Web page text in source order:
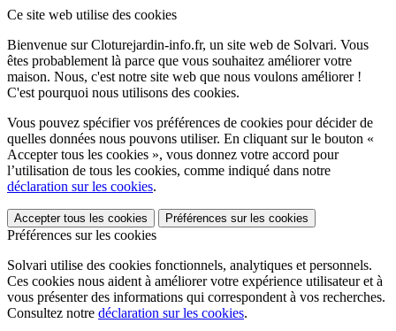
Ce site web utilise des cookies
Bienvenue sur Cloturejardin-info.fr, un site web de Solvari. Vous
êtes probablement là parce que vous souhaitez améliorer votre
maison. Nous, c'est notre site web que nous voulons améliorer !
C'est pourquoi nous utilisons des cookies.
Vous pouvez spécifier vos préférences de cookies pour décider de
quelles données nous pouvons utiliser. En cliquant sur le bouton «
Accepter tous les cookies », vous donnez votre accord pour
l’utilisation de tous les cookies, comme indiqué dans notre
déclaration sur les cookies.
Accepter tous les cookies Préférences sur les cookies
Préférences sur les cookies
Solvari utilise des cookies fonctionnels, analytiques et personnels.
Ces cookies nous aident à améliorer votre expérience utilisateur et à
vous présenter des informations qui correspondent à vos recherches.
Consultez notre déclaration sur les cookies.